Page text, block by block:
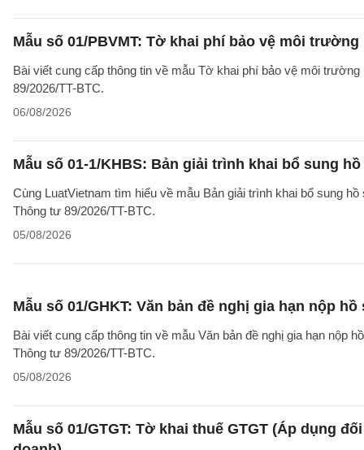
Mẫu số 01/PBVMT: Tờ khai phí bảo vệ môi trường
Bài viết cung cấp thông tin về mẫu Tờ khai phí bảo vệ môi
89/2026/TT-BTC.
06/08/2026
Mẫu số 01-1/KHBS: Bản giải trình khai bổ sung
Cùng LuatVietnam tìm hiểu về mẫu Bản giải trình khai bổ sung
Thông tư 89/2026/TT-BTC.
05/08/2026
Mẫu số 01/GHKT: Văn bản đề nghị gia hạn nộp
Bài viết cung cấp thông tin về mẫu Văn bản đề nghị gia hạn nộp
Thông tư 89/2026/TT-BTC.
05/08/2026
Mẫu số 01/GTGT: Tờ khai thuế GTGT (Áp dụng